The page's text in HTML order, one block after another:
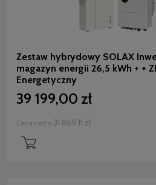
Zestaw hybrydowy SOLAX
magazyn energii 26,5 kWh + +
Energetyczny
39 199,00 zł
Cena netto: 31 869,11 zł